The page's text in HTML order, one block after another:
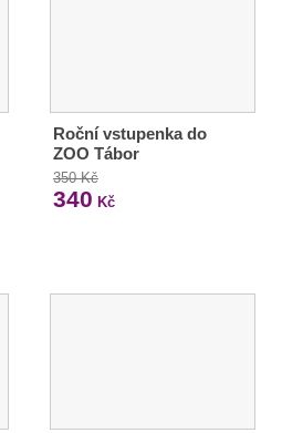
Roční vstupenka do
ZOO Tábor
350 Kč
340 Kč